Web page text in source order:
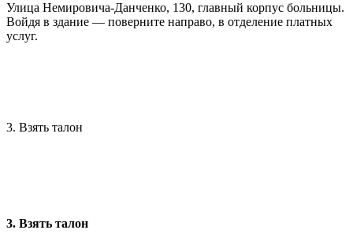
Улица Немировича-Данченко, 130, главный корпус больницы.
Войдя в здание — поверните направо, в отделение платных
услуг.
3. Взять талон
3. Взять талон